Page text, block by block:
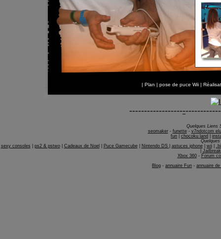
| Plan | pose de puce Wii |
-------------------
Quelques Liens
seomaker- funette- v7ndotcom
fun
chocoku land
sexy consoles
ps2 & pstwo| Cadeaux de Noel Puce Gamecube| Nintendo DS astuces iphone| wii|
Jailbreak
Xbox 360- Forum
Blog - annuaire Fun - annuaire